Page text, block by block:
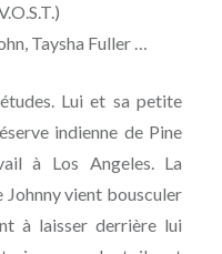
Taysha Fuller …
Lui et sa petite
indienne de Pine
à Los Angeles. La
Johnny vient bousculer
à laisser derrière lui